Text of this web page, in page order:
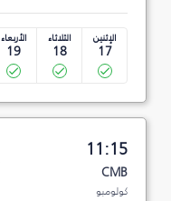
الإثنين
17
الثلاثاء
18
الأربعاء
19
11:15
CMB
كولومبو